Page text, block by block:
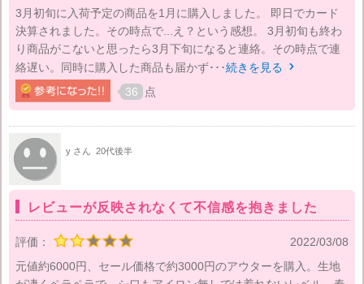
3月初旬に入荷予定の商品を1月に購入しました。 即日でカード
決算されました。その時点で...え？という感想。 3月初旬も終わ
り商品がこないと思ったら3月下旬になると連絡。その時点で連
絡遅い。同時に購入した商品も届かず･･･続きを見る 
36 点
y さん 20代後半
レビューが反映されなくて不信感を抱きました
評価：
2022/03/08
元値約6000円、セール価格で約3000円のアウターを購入。生地